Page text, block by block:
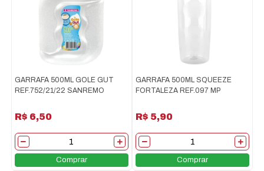
GARRAFA 500ML GOLE GUT
REF.752/21/22 SANREMO
R$ 6,50
Comprar
GARRAFA 500ML SQUEEZE
FORTALEZA REF.097 MP
R$ 5,90
Comprar